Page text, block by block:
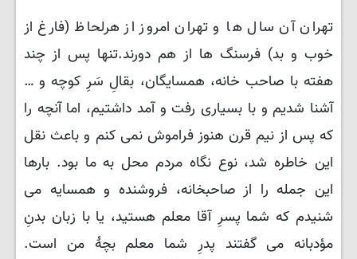
تهران آن سال ها و تهران امروز از هرلحاظ (فارغ از
خوب و بد) فرسنگ ها از هم دورند.تنها پس از چند
هفته با صاحب خانه، همسایگان، بقالِ سَرِ کوچه و …
آشنا شدیم و با بسیاری رفت و آمد داشتیم، اما آنچه را
که پس از نیم قرن هنوز فراموش نمی کنم و باعث نقل
این خاطره شد، نوع نگاه مردم محل به ما بود. بارها
این جمله را از صاحبخانه، فروشنده و همسایه می
شنیدم که شما پسرِ آقا معلم هستید، یا با زبان بدنِ
مؤدبانه می گفتند پدرِ شما معلم بچهٔ من است.